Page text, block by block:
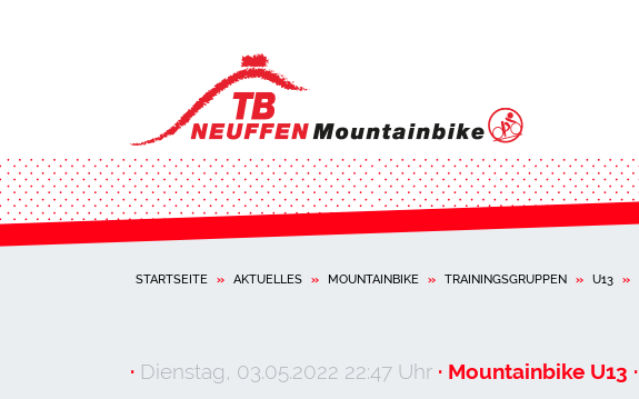
STARTSEITE » AKTUELLES » MOUNTAINBIKE » TRAININGSGRUPPEN » U13 »
· Dienstag, 03.05.2022 22:47 Uhr · Mountainbike U13 ·